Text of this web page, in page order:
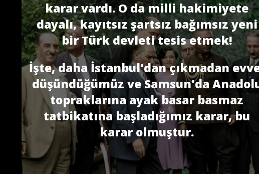
karar vardı. O da milli hakimiyete
dayalı, kayıtsız şartsız bağımsız yeni
bir Türk devleti tesis etmek!
İşte, daha İstanbul'dan çıkmadan
düşündüğümüz ve Samsun'da
topraklarına ayak basar basmaz
tatbikatına başladığımız karar, bu
karar olmuştur.